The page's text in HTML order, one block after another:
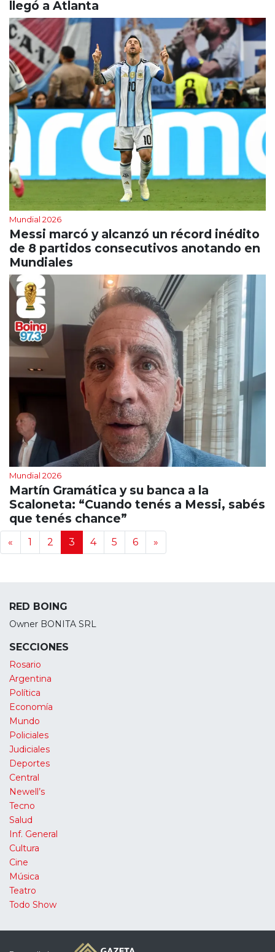
llegó a Atlanta
Mundial 2026
Messi marcó y alcanzó un récord inédito
de 8 partidos consecutivos anotando en
Mundiales
Mundial 2026
Martín Gramática y su banca a la
Scaloneta: “Cuando tenés a Messi, sabés
que tenés chance”
Navegación de noticias
« 1 2 3 4 5 6 »
RED BOING
Owner BONITA SRL
SECCIONES
Rosario
Argentina
Política
Economía
Mundo
Policiales
Judiciales
Deportes
Central
Newell’s
Tecno
Salud
Inf. General
Cultura
Cine
Música
Teatro
Todo Show